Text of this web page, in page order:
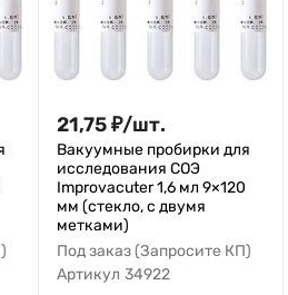
21,75₽/шт.
Вакуумные пробирки для
исследования СОЭ
Improvacuter 1,6 мл 9×120
мм (стекло, с двумя
метками)
Под заказ (Запросите КП)
Артикул 34922